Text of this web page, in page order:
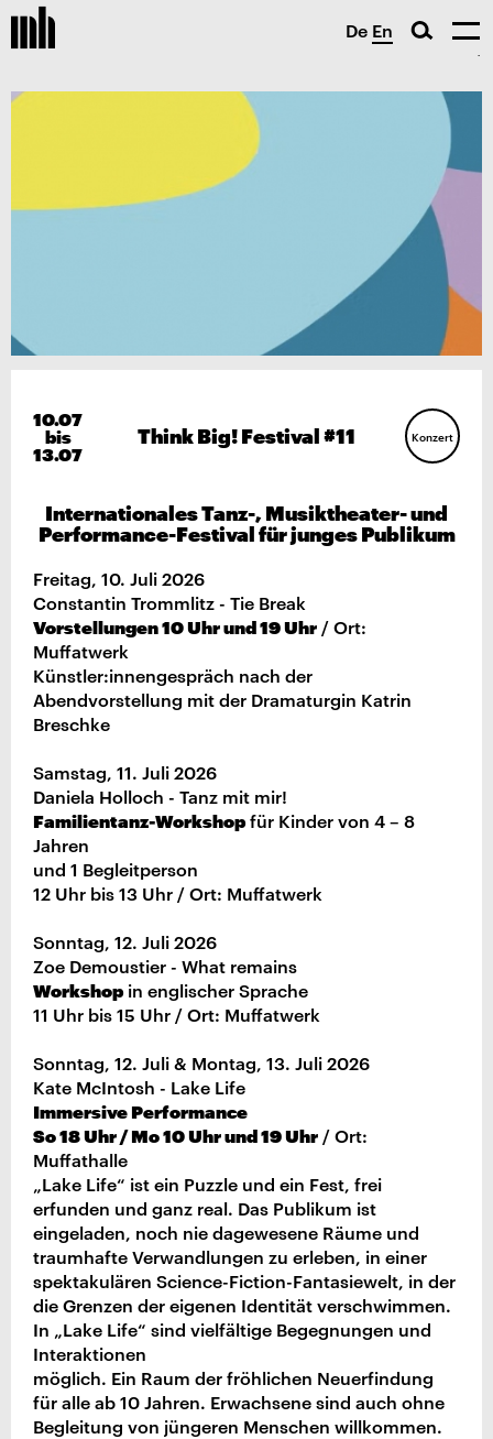
De En
10.07
bis
13.07
Think Big! Festival #11 Konzert
Internationales Tanz-, Musiktheater- und
Performance-Festival für junges Publikum
Freitag, 10. Juli 2026
Constantin Trommlitz - Tie Break
Vorstellungen 10 Uhr und 19 Uhr / Ort:
Muffatwerk
Künstler:innengespräch nach der
Abendvorstellung mit der Dramaturgin Katrin
Breschke
Samstag, 11. Juli 2026
Daniela Holloch - Tanz mit mir!
Familientanz-Workshopfür Kinder von 4 – 8
Jahren
und 1 Begleitperson
12 Uhr bis 13 Uhr / Ort: Muffatwerk
Sonntag, 12. Juli 2026
Zoe Demoustier - What remains
Workshopin englischer Sprache
11 Uhr bis 15 Uhr / Ort: Muffatwerk
Sonntag, 12. Juli & Montag, 13. Juli 2026
Kate McIntosh - Lake Life
Immersive Performance
So 18 Uhr / Mo 10 Uhr und 19 Uhr / Ort:
Muffathalle
„Lake Life“ ist ein Puzzle und ein Fest, frei
erfunden und ganz real. Das Publikum ist
eingeladen, noch nie dagewesene Räume und
traumhafte Verwandlungen zu erleben, in einer
spektakulären Science-Fiction-Fantasiewelt, in der
die Grenzen der eigenen Identität verschwimmen.
In „Lake Life“ sind vielfältige Begegnungen und
Interaktionen
möglich. Ein Raum der fröhlichen Neuerfindung
für alle ab 10 Jahren. Erwachsene sind auch ohne
Begleitung von jüngeren Menschen willkommen.